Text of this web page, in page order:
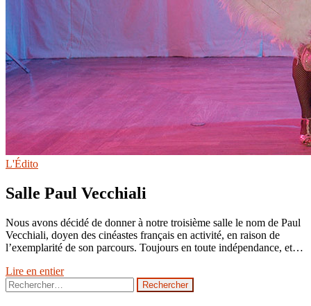
L'Édito
Salle Paul Vecchiali
Nous avons décidé de donner à notre troisième salle le nom de Paul
Vecchiali, doyen des cinéastes français en activité, en raison de
l’exemplarité de son parcours. Toujours en toute indépendance, et…
Lire en entier
Rechercher :